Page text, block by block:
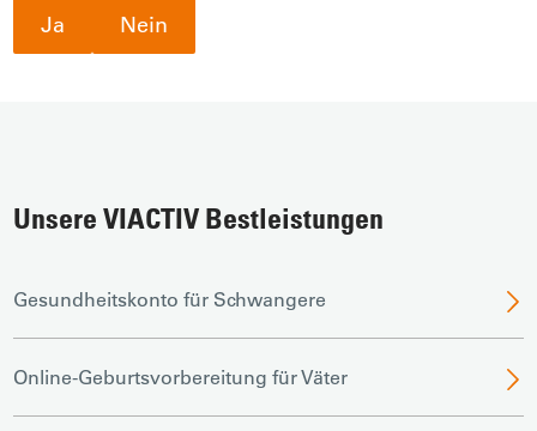
Ja
Nein
Unsere VIACTIV Bestleistungen
Gesundheitskonto für Schwangere
Online-Geburtsvorbereitung für Väter